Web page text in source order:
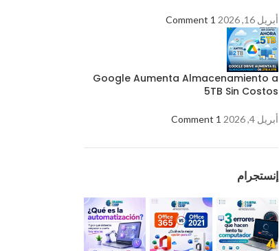
أبريل 16, 2026 1 Comment
Google Aumenta Almacenamiento a
5TB Sin Costos
أبريل 4, 2026 1 Comment
إنستجرام